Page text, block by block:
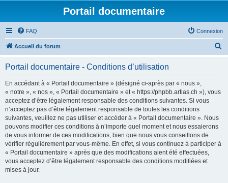
Portail documentaire
FAQ Connexion
Accueil du forum
Portail documentaire - Conditions d’utilisation
En accédant à « Portail documentaire » (désigné ci-après par « nous »,
« notre », « nos », « Portail documentaire » et « https://phpbb.artias.ch »), vous
acceptez d’être légalement responsable des conditions suivantes. Si vous
n’acceptez pas d’être légalement responsable de toutes les conditions
suivantes, veuillez ne pas utiliser et accéder à « Portail documentaire ». Nous
pouvons modifier ces conditions à n’importe quel moment et nous essaierons
de vous informer de ces modifications, bien que nous vous conseillons de
vérifier régulièrement par vous-même. En effet, si vous continuez à participer à
« Portail documentaire » après que des modifications aient été effectuées,
vous acceptez d’être légalement responsable des conditions modifiées et
mises à jour.